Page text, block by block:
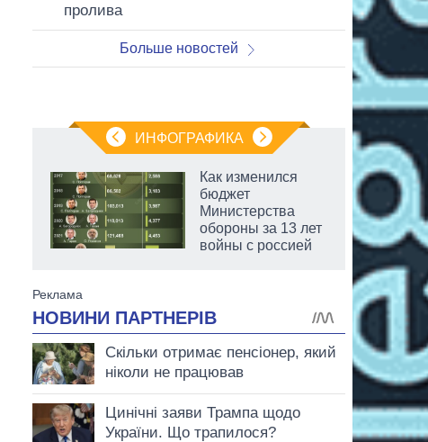
пролива
Больше новостей
ИНФОГРАФИКА
Как изменился
бюджет
Министерства
обороны за 13 лет
войны с россией